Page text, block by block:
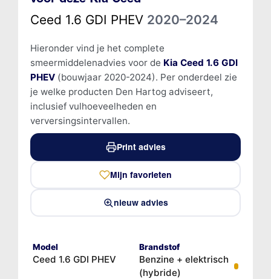
Ceed 1.6 GDI PHEV 2020–2024
Hieronder vind je het complete
smeermiddelenadvies voor de Kia Ceed 1.6 GDI
PHEV(bouwjaar 2020-2024). Per onderdeel zie
je welke producten Den Hartog adviseert,
inclusief vulhoeveelheden en
verversingsintervallen.
Print advies
Mijn favorieten
nieuw advies
Model
Ceed 1.6 GDI PHEV
Brandstof
Benzine + elektrisch
(hybride)